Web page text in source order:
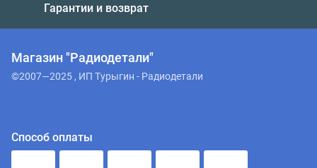
Гарантии и возврат
Магазин "Радиодетали"
©2007—2025 , ИП Турыгин - Радиодетали
Способ оплаты